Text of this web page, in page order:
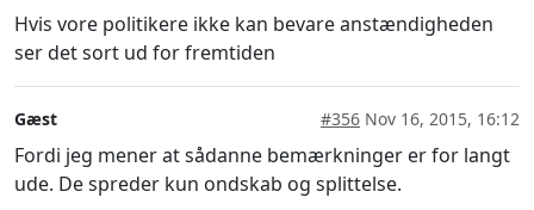
Hvis vore politikere ikke kan bevare anstændigheden
ser det sort ud for fremtiden
Gæst #356 Nov 16, 2015, 16:12
Fordi jeg mener at sådanne bemærkninger er for langt
ude. De spreder kun ondskab og splittelse.